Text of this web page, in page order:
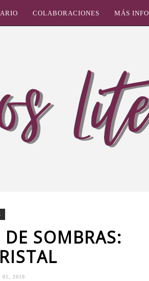
COLABORACIONES MÁS INFO
DE SOMBRAS:
01, 2019